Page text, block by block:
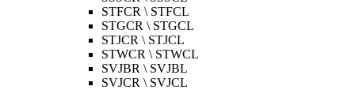
STFCR \ STFCL
STGCR \ STGCL
STJCR \ STJCL
STWCR \ STWCL
SVJBR \ SVJBL
SVJCR \ SVJCL